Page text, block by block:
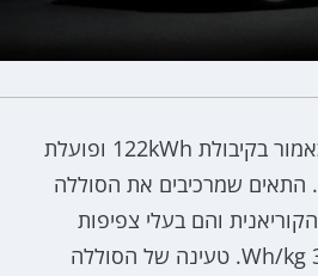
הסוללה שבלוצ'ה היא כאמור בקיבולת 122kWh ופועלת
במתח הדקים של 800V. התאים שמרכיבים את הסוללה
פותחו במשותף עם SK הקוריאנית והם בעלי צפיפות
אנרגטית גבוהה של 305 Wh/kg. טעינה של הסוללה